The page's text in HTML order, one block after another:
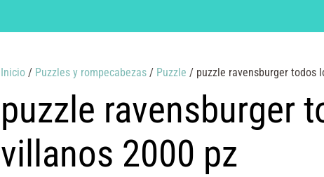
Inicio/ Puzzles y rompecabezas/ Puzzle / puzzle ravensburger todos
puzzle ravensburger
villanos 2000 pz